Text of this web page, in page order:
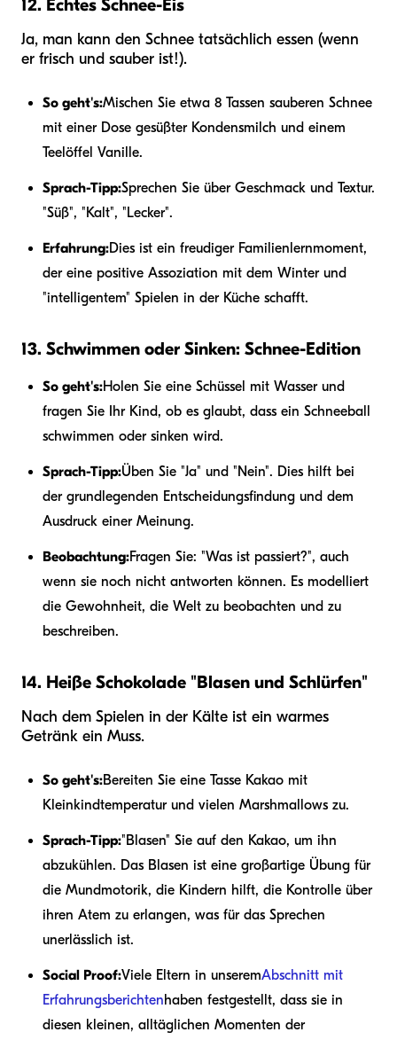
12. Echtes Schnee-Eis
Ja, man kann den Schnee tatsächlich essen (wenn
er frisch und sauber ist!).
So geht's:Mischen Sie etwa 8 Tassen sauberen Schnee
mit einer Dose gesüßter Kondensmilch und einem
Teelöffel Vanille.
Sprach-Tipp:Sprechen Sie über Geschmack und Textur.
"Süß", "Kalt", "Lecker".
Erfahrung:Dies ist ein freudiger Familienlernmoment,
der eine positive Assoziation mit dem Winter und
"intelligentem" Spielen in der Küche schafft.
13. Schwimmen oder Sinken: Schnee-Edition
So geht's:Holen Sie eine Schüssel mit Wasser und
fragen Sie Ihr Kind, ob es glaubt, dass ein Schneeball
schwimmen oder sinken wird.
Sprach-Tipp:Üben Sie "Ja" und "Nein". Dies hilft bei
der grundlegenden Entscheidungsfindung und dem
Ausdruck einer Meinung.
Beobachtung:Fragen Sie: "Was ist passiert?", auch
wenn sie noch nicht antworten können. Es modelliert
die Gewohnheit, die Welt zu beobachten und zu
beschreiben.
14. Heiße Schokolade "Blasen und Schlürfen"
Nach dem Spielen in der Kälte ist ein warmes
Getränk ein Muss.
So geht's:Bereiten Sie eine Tasse Kakao mit
Kleinkindtemperatur und vielen Marshmallows zu.
Sprach-Tipp:"Blasen" Sie auf den Kakao, um ihn
abzukühlen. Das Blasen ist eine großartige Übung für
die Mundmotorik, die Kindern hilft, die Kontrolle über
ihren Atem zu erlangen, was für das Sprechen
unerlässlich ist.
Social Proof:Viele Eltern in unseremAbschnitt mit
Erfahrungsberichtenhaben festgestellt, dass sie in
diesen kleinen, alltäglichen Momenten der